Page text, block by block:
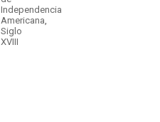
Independencia
Americana,
Siglo
XVIII